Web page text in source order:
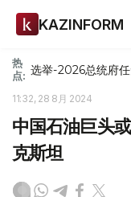
KAZINFORM
热
点: 选举-2026总统府
11:32, 28 8月 2024
中国石油巨头
克斯坦